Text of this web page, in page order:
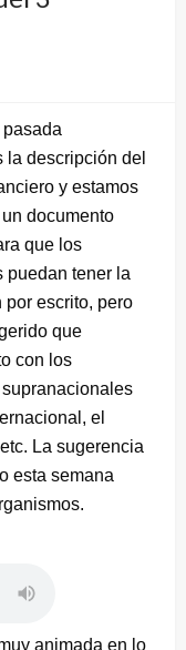
pasada
la descripción del
y estamos
documento
que los
puedan tener la
por escrito, pero
que
con los
el
La sugerencia
esta semana
animada en lo